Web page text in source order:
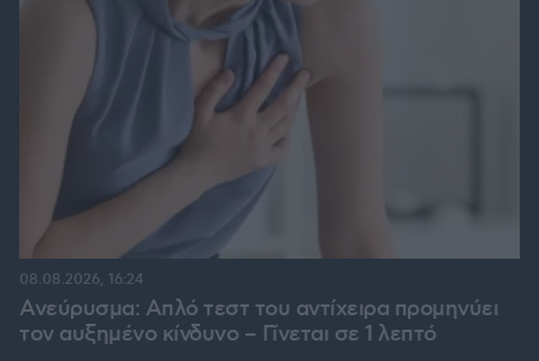
Ανεύρυσμα: Απλό τεστ του αντίχειρα προμηνύει
τον αυξημένο κίνδυνο – Γίνεται σε 1 λεπτό
08.08.2026, 16:24